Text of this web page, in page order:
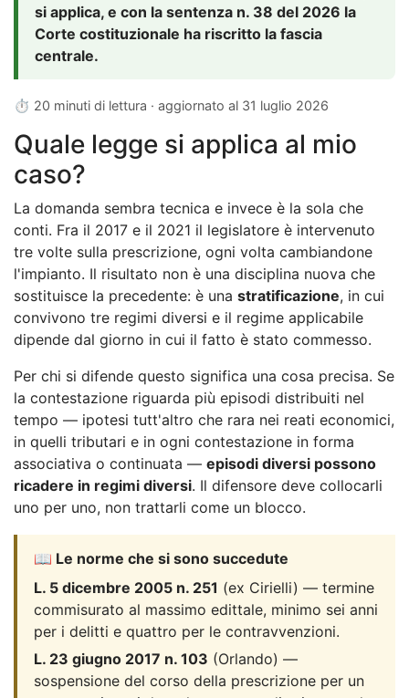
si applica, e con la sentenza n. 38 del 2026 la
Corte costituzionale ha riscritto la fascia
centrale.
⏱ 20 minuti di lettura · aggiornato al 31 luglio 2026
Quale legge si applica al mio
caso?
La domanda sembra tecnica e invece è la sola che
conti. Fra il 2017 e il 2021 il legislatore è intervenuto
tre volte sulla prescrizione, ogni volta cambiandone
l'impianto. Il risultato non è una disciplina nuova che
sostituisce la precedente: è una stratificazione, in cui
convivono tre regimi diversi e il regime applicabile
dipende dal giorno in cui il fatto è stato commesso.
Per chi si difende questo significa una cosa precisa. Se
la contestazione riguarda più episodi distribuiti nel
tempo — ipotesi tutt'altro che rara nei reati economici,
in quelli tributari e in ogni contestazione in forma
associativa o continuata — episodi diversi possono
ricadere in regimi diversi. Il difensore deve collocarli
uno per uno, non trattarli come un blocco.
📖 Le norme che si sono succedute
L. 5 dicembre 2005 n. 251 (ex Cirielli) — termine
commisurato al massimo edittale, minimo sei anni
per i delitti e quattro per le contravvenzioni.
L. 23 giugno 2017 n. 103 (Orlando) —
sospensione del corso della prescrizione per un